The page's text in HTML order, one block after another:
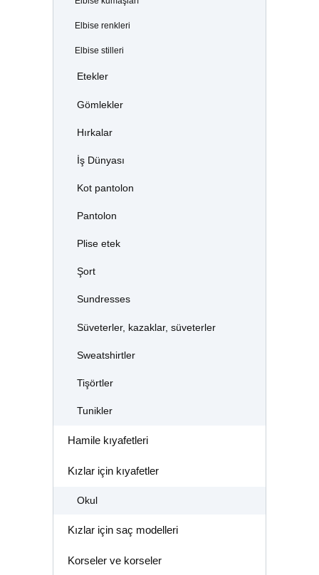
Elbise renkleri
Elbise stilleri
Etekler
Gömlekler
Hırkalar
İş Dünyası
Kot pantolon
Pantolon
Plise etek
Şort
Sundresses
Süveterler, kazaklar, süveterler
Sweatshirtler
Tişörtler
Tunikler
Hamile kıyafetleri
Kızlar için kıyafetler
Okul
Kızlar için saç modelleri
Korseler ve korseler